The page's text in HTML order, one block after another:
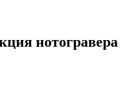
нотогравера